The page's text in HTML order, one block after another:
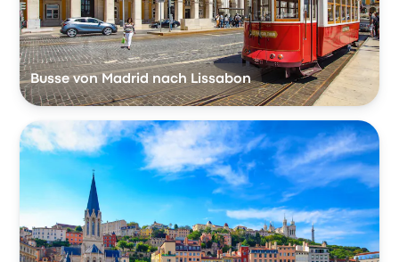
Busse von Madrid nach Lissabon